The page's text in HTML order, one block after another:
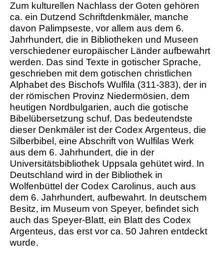
Zum kulturellen Nachlass der Goten gehören
ca. ein Dutzend Schriftdenkmäler, manche
davon Palimpseste, vor allem aus dem 6.
Jahrhundert, die in Bibliotheken und Museen
verschiedener europäischer Länder aufbewahrt
werden. Das sind Texte in gotischer Sprache,
geschrieben mit dem gotischen christlichen
Alphabet des Bischofs Wulfila (311-383), der in
der römischen Provinz Niedermösien, dem
heutigen Nordbulgarien, auch die gotische
Bibelübersetzung schuf. Das bedeutendste
dieser Denkmäler ist der Codex Argenteus, die
Silberbibel, eine Abschrift von Wulfilas Werk
aus dem 6. Jahrhundert, die in der
Universitätsbibliothek Uppsala gehütet wird. In
Deutschland wird in der Bibliothek in
Wolfenbüttel der Codex Carolinus, auch aus
dem 6. Jahrhundert, aufbewahrt. In deutschem
Besitz, im Museum von Speyer, befindet sich
auch das Speyer-Blatt, ein Blatt des Codex
Argenteus, das erst vor ca. 50 Jahren entdeckt
wurde.